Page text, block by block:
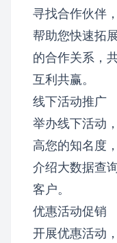
寻找合作伙伴
帮助您快速拓
的合作关系，
互利共赢。
线下活动推广
举办线下活动
高您的知名度
介绍大数据查
客户。
优惠活动促销
开展优惠活动